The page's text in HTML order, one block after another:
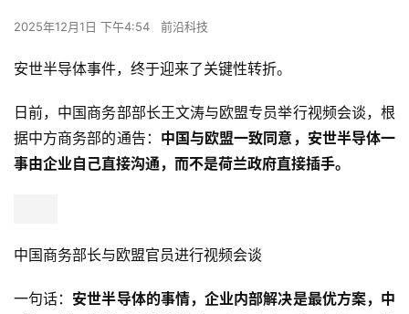
2025年12月1日 下午4:54 前沿科技
安世半导体事件，终于迎来了关键性转折。
日前，中国商务部部长王文涛与欧盟专员举行视频会谈，根
据中方商务部的通告： 中国与欧盟一致同意，安世半导体一
事由企业自己直接沟通，而不是荷兰政府直接插手。
中国商务部长与欧盟官员进行视频会谈
一句话： 安世半导体的事情，企业内部解决是最优方案，中